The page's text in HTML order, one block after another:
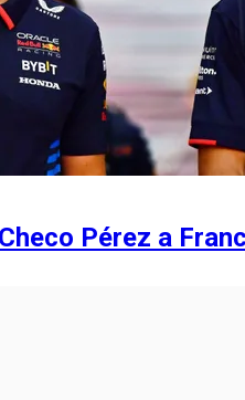
Pérez a